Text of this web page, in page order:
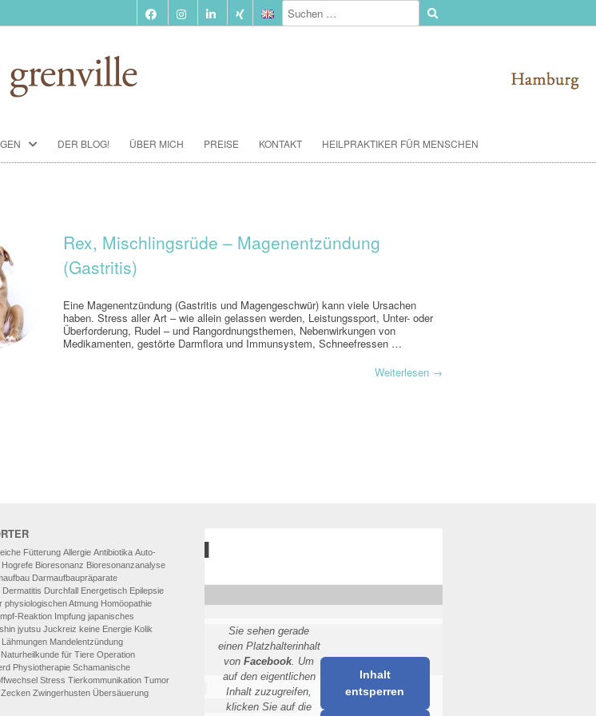
Inhalt
springen
IMPFBERATUNG
HOMÖOPATHIE
DER BLOG! ÜBER MICH PREISE KONTAKT HEILPRAKTIKER FÜR MENSCHEN
Rex, Mischlingsrüde – Magenentzündung
(Gastritis)
Eine Magenentzündung (Gastritis und Magengeschwür) kann viele Ursachen
haben. Stress aller Art – wie allein gelassen werden, Leistungssport, Unter- oder
Überforderung, Rudel – und Rangordnungsthemen, Nebenwirkungen von
Medikamenten, gestörte Darmflora und Immunsystem, Schneefressen …
Weiterlesen →
Fütterung Allergie Antibiotika Auto-
Hogrefe Bioresonanz Bioresonanzanalyse
Darmaufbaupräparate
Dermatitis Durchfall Energetisch Epilepsie
physiologischen Atmung Homöopathie
Impf-Reaktion Impfung japanisches
jyutsu Juckreiz keine Energie Kolik
Lähmungen Mandelentzündung
Naturheilkunde für Tiere Operation
Physiotherapie Schamanische
Stress Tierkommunikation Tumor
Zecken Zwingerhusten Übersäuerung
Sie sehen gerade
einen Platzhalterinhalt
vonFacebook. Um
auf den eigentlichen
Inhalt zuzugreifen,
klicken Sie auf die
Inhalt
entsperren